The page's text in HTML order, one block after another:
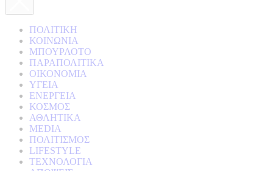
ΠΟΛΙΤΙΚΗ
ΚΟΙΝΩΝΙΑ
ΜΠΟΥΡΛΟΤΟ
ΠΑΡΑΠΟΛΙΤΙΚΑ
ΟΙΚΟΝΟΜΙΑ
ΥΓΕΙΑ
ΕΝΕΡΓΕΙΑ
ΚΟΣΜΟΣ
ΑΘΛΗΤΙΚΑ
MEDIA
ΠΟΛΙΤΙΣΜΟΣ
LIFESTYLE
ΤΕΧΝΟΛΟΓΙΑ